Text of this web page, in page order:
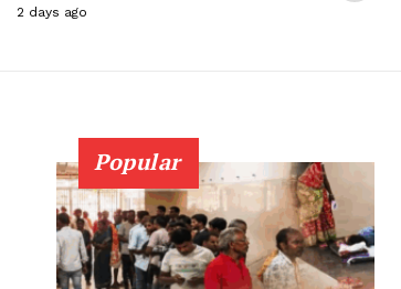
2 days ago
Popular